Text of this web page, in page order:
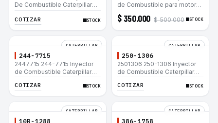
De Combustible Caterpillar®
320C 320C L
COTIZAR STOCK
de Combustible para motor
Caterpillar 3044C
minicargador 236B 246B
$ 350.000 $ 500.000 STOCK
CATERPILLAR
244-7715
2447715 244-7715 Inyector
de Combustible Caterpillar®
980H
COTIZAR STOCK
CATERPILLAR
250-1306
2501306 250-1306 Inyector
de Combustible Caterpillar®
3516C 854G 992G
COTIZAR STOCK
CATERPILLAR
10R-1288
CATERPILLAR
386-1758